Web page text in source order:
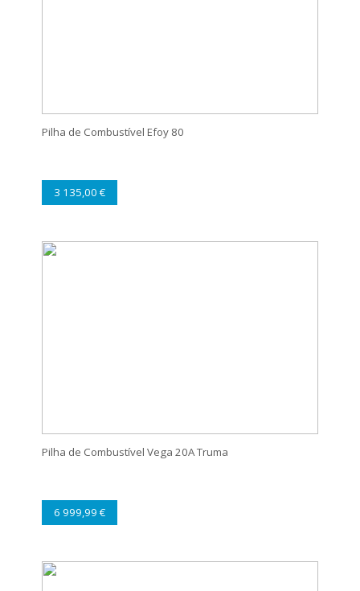
Pilha de Combustível Efoy 80
3 135,00 €
Pilha de Combustível Vega 20A Truma
6 999,99 €